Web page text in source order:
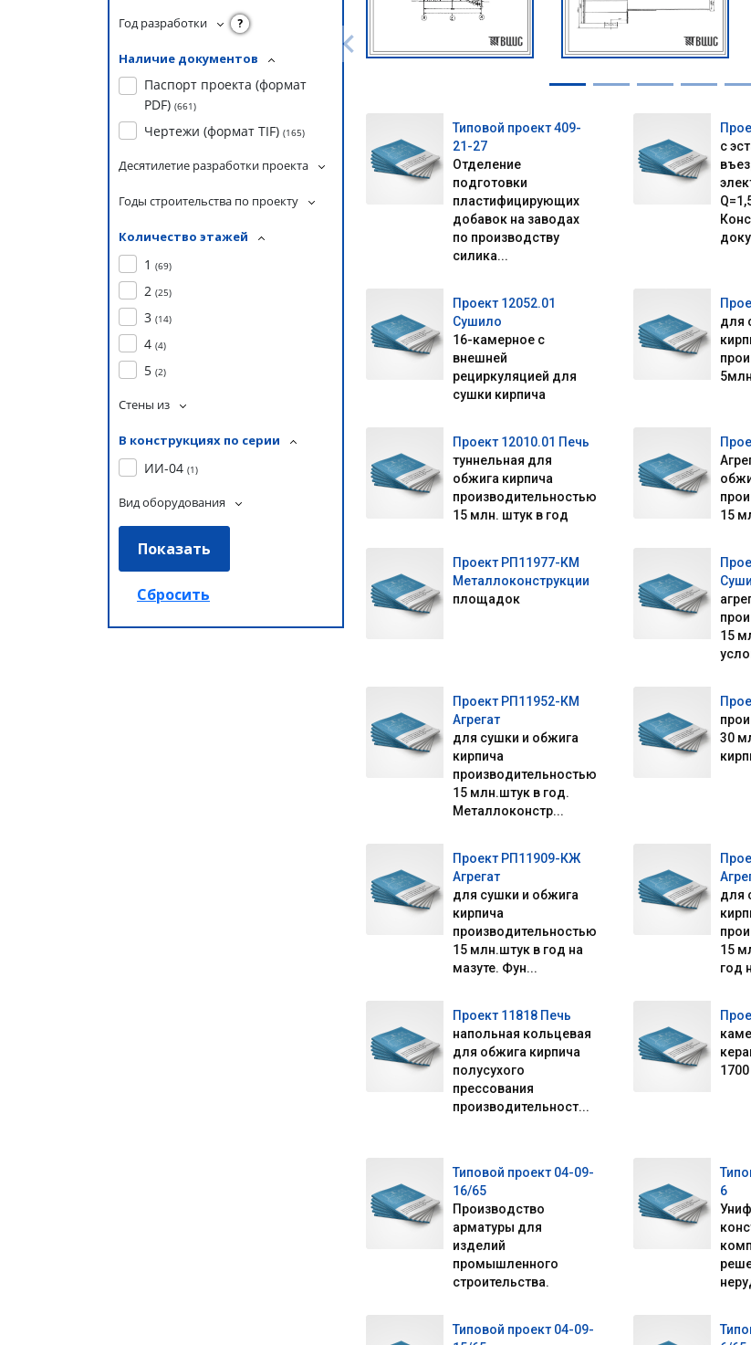
Год разработки ?
Наличие документов
Паспорт проекта (формат
PDF) (661)
Чертежи (формат TIF) (165)
Десятилетие разработки проекта
Годы строительства по проекту
Количество этажей
1 (69)
2 (25)
3 (14)
4 (4)
5 (2)
Стены из
В конструкциях по серии
ИИ-04 (1)
Вид оборудования
Типовой проект 409-
21-27
Отделение
подготовки
пластифицирующих
добавок на заводах
по производству
силика...
с
Проект 12052.01
Сушило
16-камерное с
внешней
рециркуляцией для
сушки кирпича
для
Проект 12010.01 Печь
туннельная для
обжига кирпича
производительностью
15 млн. штук в год
15
Проект РП11977-КМ
Металлоконструкции
площадок
15
Проект РП11952-КМ
Агрегат
для сушки и обжига
кирпича
производительностью
15 млн.штук в год.
Металлоконстр...
30
Проект РП11909-КЖ
Агрегат
для сушки и обжига
кирпича
производительностью
15 млн.штук в год на
мазуте. Фун...
для
15
год
Проект 11818 Печь
напольная кольцевая
для обжига кирпича
полусухого
прессования
производительност...
Типовой проект 04-09-
16/65
Производство
арматуры для
изделий
промышленного
строительства.
6
Типовой проект 04-09-